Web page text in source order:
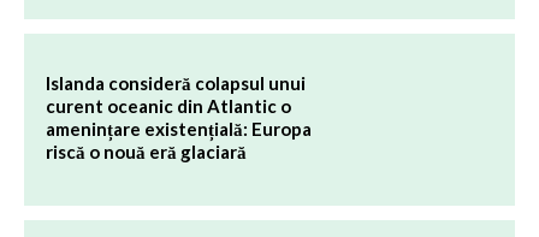
Islanda consideră colapsul unui
curent oceanic din Atlantic o
amenințare existențială: Europa
riscă o nouă eră glaciară